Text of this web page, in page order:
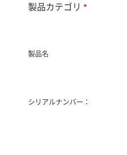
製品カテゴリ
製品名
シリアルナンバー：